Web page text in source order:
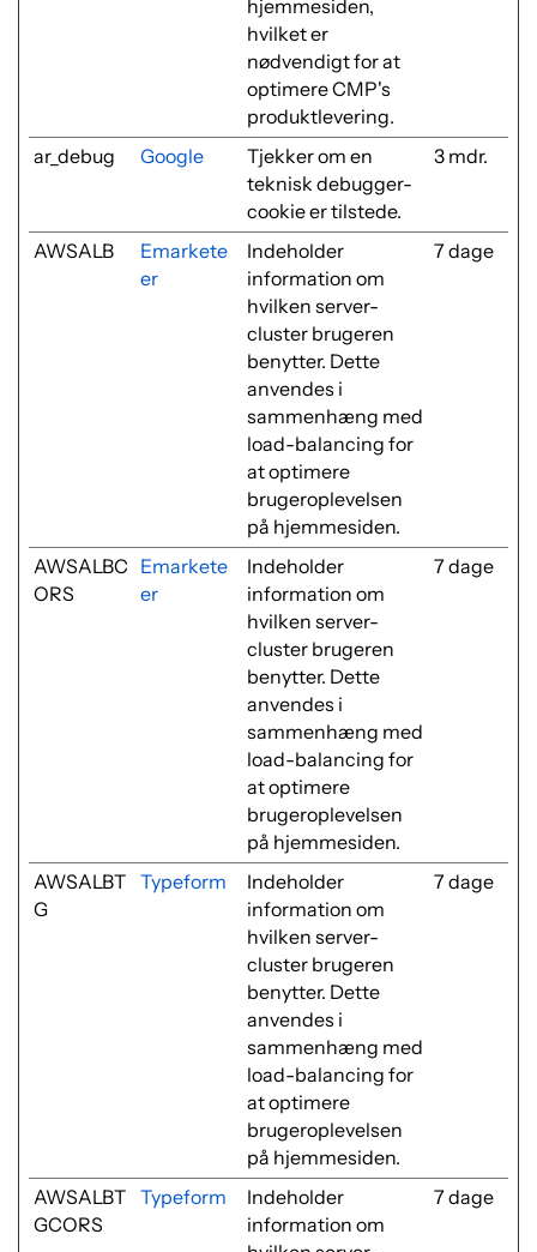
hjemmesiden,
hvilket er
nødvendigt for at
optimere CMP's
produktlevering.
ar_debug
Google
Tjekker om en
teknisk debugger-
cookie er tilstede.
3 mdr.
AWSALB
Emarkete
er
Indeholder
information om
hvilken server-
cluster brugeren
benytter. Dette
anvendes i
sammenhæng med
load-balancing for
at optimere
brugeroplevelsen
på hjemmesiden.
7 dage
AWSALBC
ORS
Emarkete
er
Indeholder
information om
hvilken server-
cluster brugeren
benytter. Dette
anvendes i
sammenhæng med
load-balancing for
at optimere
brugeroplevelsen
på hjemmesiden.
7 dage
AWSALBT
G
Typeform
Indeholder
information om
hvilken server-
cluster brugeren
benytter. Dette
anvendes i
sammenhæng med
load-balancing for
at optimere
brugeroplevelsen
på hjemmesiden.
7 dage
AWSALBT
GCORS
Typeform
Indeholder
information om
7 dage